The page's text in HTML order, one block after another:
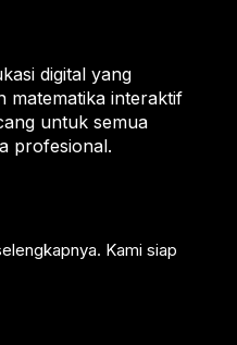
digital yang
matematika interaktif
untuk semua
profesional.
Kami siap